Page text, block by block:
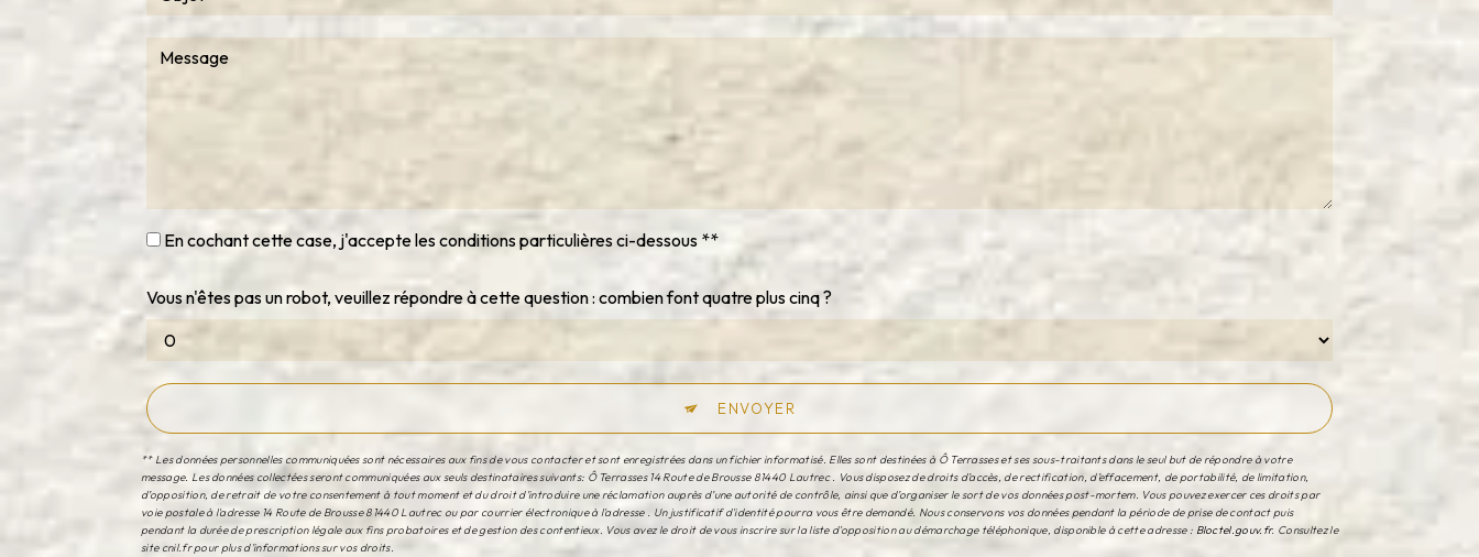
En cochant cette case, j'accepte les conditions particulières ci-dessous **
Vous n'êtes pas un robot, veuillez répondre à cette question : combien font quatre plus cinq ?
ENVOYER
** Les données personnelles communiquées sont nécessaires aux fins de vous contacter et sont enregistrées dans un fichier informatisé. Elles sont destinées à Ô Terrasses et ses sous-traitants dans le seul but de répondre à votre
message. Les données collectées seront communiquées aux seuls destinataires suivants: Ô Terrasses 14 Route de Brousse 81440 Lautrec . Vous disposez de droits d’accès, de rectification, d’effacement, de portabilité, de limitation,
d’opposition, de retrait de votre consentement à tout moment et du droit d’introduire une réclamation auprès d’une autorité de contrôle, ainsi que d’organiser le sort de vos données post-mortem. Vous pouvez exercer ces droits par
voie postale à l'adresse 14 Route de Brousse 81440 Lautrec ou par courrier électronique à l'adresse . Un justificatif d'identité pourra vous être demandé. Nous conservons vos données pendant la période de prise de contact puis
pendant la durée de prescription légale aux fins probatoires et de gestion des contentieux. Vous avez le droit de vous inscrire sur la liste d'opposition au démarchage téléphonique, disponible à cette adresse : Bloctel.gouv.fr. Consultez le
site cnil.fr pour plus d’informations sur vos droits.